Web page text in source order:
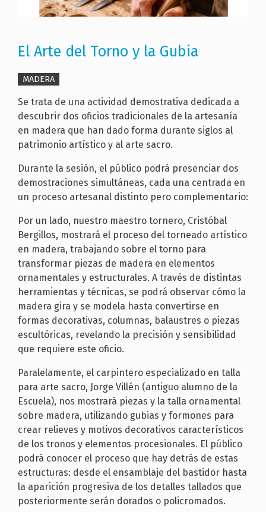
El Arte del Torno y la Gubia
MADERA
Se trata de una actividad demostrativa dedicada a
descubrir dos oficios tradicionales de la artesanía
en madera que han dado forma durante siglos al
patrimonio artístico y al arte sacro.
Durante la sesión, el público podrá presenciar dos
demostraciones simultáneas, cada una centrada en
un proceso artesanal distinto pero complementario:
Por un lado, nuestro maestro tornero, Cristóbal
Bergillos, mostrará el proceso del torneado artístico
en madera, trabajando sobre el torno para
transformar piezas de madera en elementos
ornamentales y estructurales. A través de distintas
herramientas y técnicas, se podrá observar cómo la
madera gira y se modela hasta convertirse en
formas decorativas, columnas, balaustres o piezas
escultóricas, revelando la precisión y sensibilidad
que requiere este oficio.
Paralelamente, el carpintero especializado en talla
para arte sacro, Jorge Villén (antiguo alumno de la
Escuela), nos mostrará piezas y la talla ornamental
sobre madera, utilizando gubias y formones para
crear relieves y motivos decorativos característicos
de los tronos y elementos procesionales. El público
podrá conocer el proceso que hay detrás de estas
estructuras: desde el ensamblaje del bastidor hasta
la aparición progresiva de los detalles tallados que
posteriormente serán dorados o policromados.